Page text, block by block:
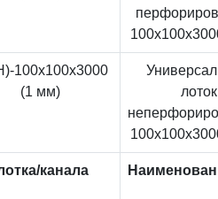
100x100x3000
(1 мм)
лоток
канала